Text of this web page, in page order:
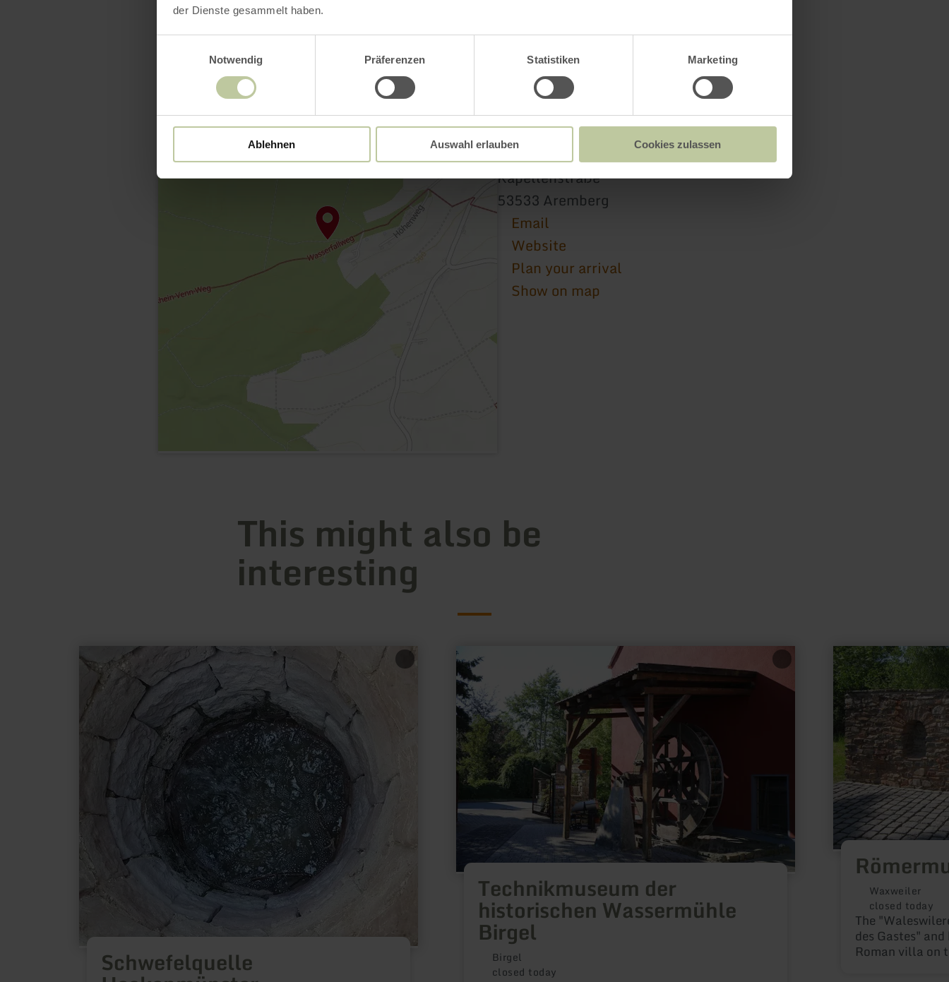
der Dienste gesammelt haben.
Notwendig
Präferenzen Statistiken Marketing
Ablehnen Auswahl erlauben Cookies zulassen
Schutzengelkapelle Aremberg
Kapellenstraße
53533 Aremberg
Email
Website
Plan your arrival
Show on map
This might also be
interesting
Schwefelquelle
more
about:
Schwefelquelle
Heckenmünster
Technikmuseum der
historischen Wassermühle
Birgel
Birgel
closed today
learn
more
about:
Technikmuseum
der
historischen
Wassermühle
Birgel
Waxweiler
closed today
The
des Gastes"
Roman villa on
learn
more
about:
Römermuseum
Waleswilere